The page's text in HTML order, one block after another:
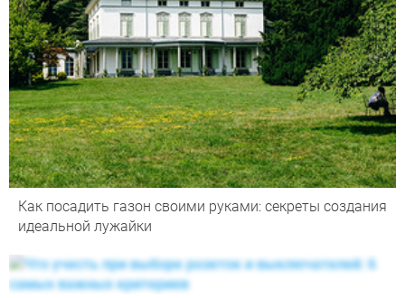
Как посадить газон своими руками: секреты создания
идеальной лужайки